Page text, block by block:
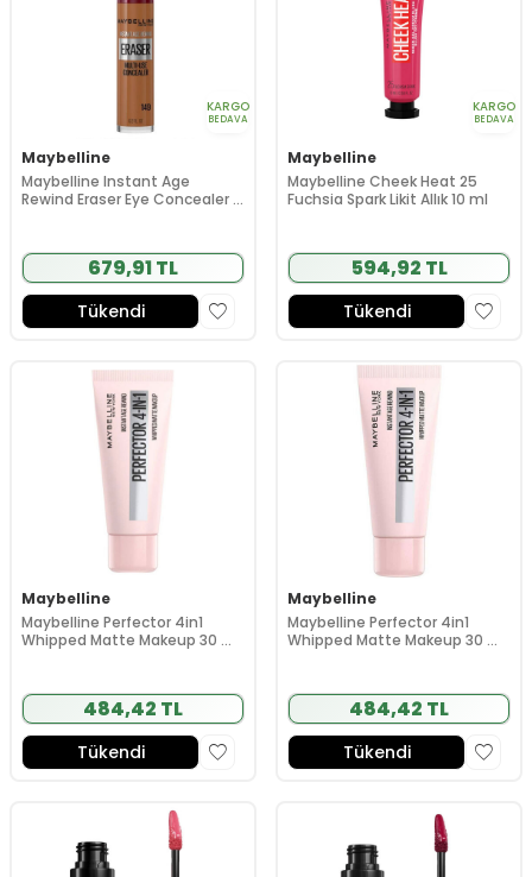
KARGO
BEDAVA
Maybelline
Maybelline Instant Age
Rewind Eraser Eye Concealer -
679,91 TL
Tükendi
KARGO
BEDAVA
Maybelline
Maybelline Cheek Heat 25
Fuchsia Spark Likit Allık 10 ml
594,92 TL
Tükendi
Maybelline
Maybelline Perfector 4in1
Whipped Matte Makeup 30 ml
484,42 TL
Tükendi
Maybelline
Maybelline Perfector 4in1
Whipped Matte Makeup 30 ml
484,42 TL
Tükendi